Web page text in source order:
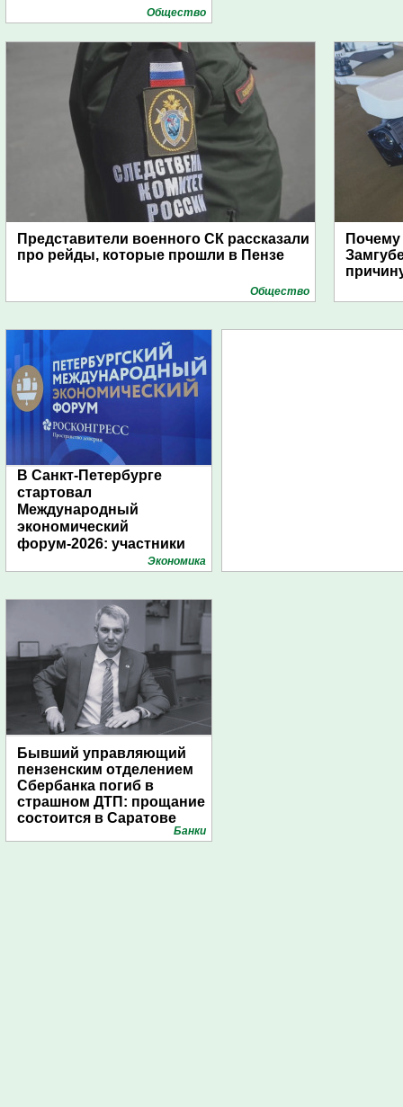
Общество
Представители военного СК рассказали
про рейды, которые прошли в Пензе
Общество
В Санкт-Петербурге
стартовал
Международный
экономический
форум-2026: участники
подготовили креативные
Экономика
Бывший управляющий
пензенским отделением
Сбербанка погиб в
страшном ДТП: прощание
состоится в Саратове
Банки